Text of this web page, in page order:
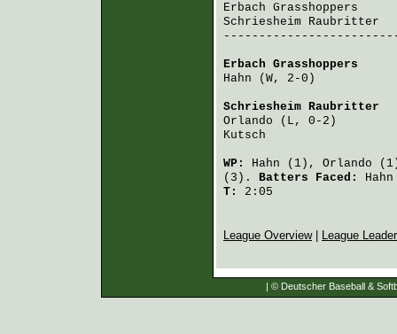
Erbach Grasshoppers
Schriesheim Raubritter
Erbach Grasshoppers
Hahn (W, 2-0)
Schriesheim Raubritter
Orlando (L, 0-2)
Kutsch
WP: Hahn (1), Orlando
(3). Batters Faced: Hahn
T:
2:05
League Overview| League
| © Deutscher Baseball &